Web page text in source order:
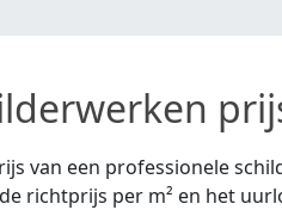
van een professionele
richtprijs per m² en het